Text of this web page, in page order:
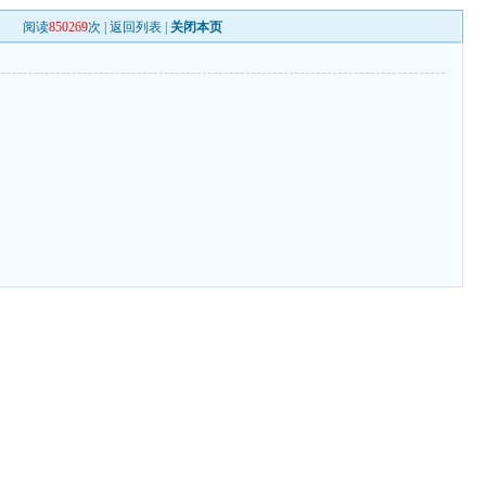
阅读850269次 |返回列表 关闭本页